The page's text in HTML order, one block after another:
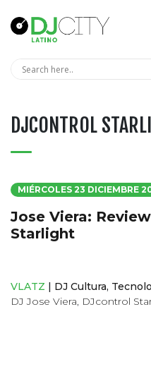
DJCONTROL
MIÉRCOLES 23 DICIEMBRE
Jose Viera:
Starlight
VLATZ DJ Cultura,
DJ Jose Viera, DJcontrol